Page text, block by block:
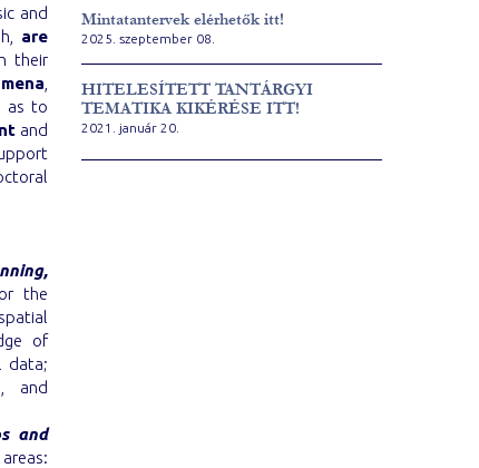
and
are
their
as to
and
the
of
data;
and
and
Mintatantervek elérhetők itt!
2025. szeptember 08.
HITELESÍTETT TANTÁRGYI
TEMATIKA KIKÉRÉSE ITT!
2021. január 20.